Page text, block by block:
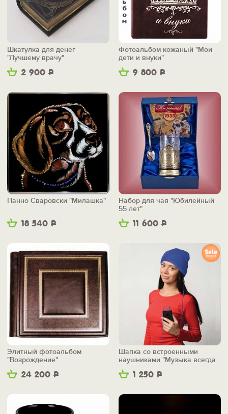
2 900 Р
Шкатулка для денег
"Лучшему врачу"
9 800 Р
Фотоальбом кожаный "Мои
дети и внуки"
18 540 Р
Панно Сваровски "Милашка"
11 600 Р
Набор для чая "Юбилейный
55 лет"
24 200 Р
Элитный фотоальбом
"Возрождение"
1 250 Р
Шапка со встроенными
наушниками "Музыка всегда
со мной"